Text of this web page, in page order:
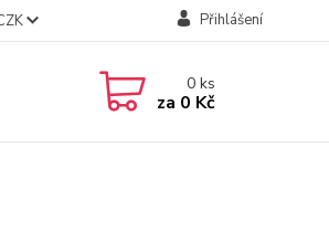
Přihlášení
0ks
za 0 Kč